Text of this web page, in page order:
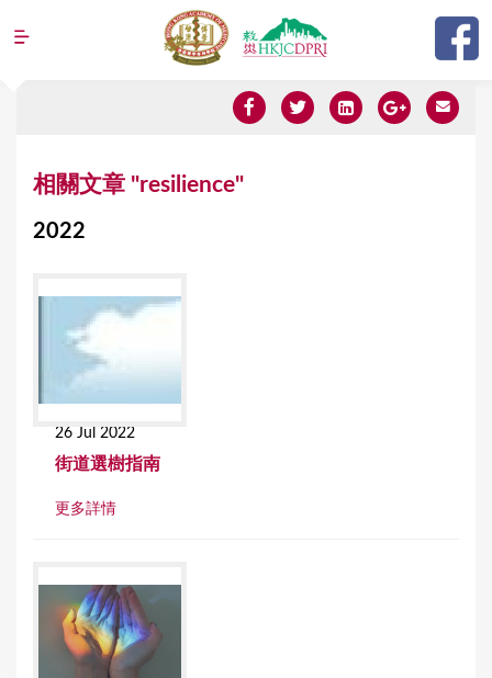
Jump to navigation
相關文章 "resilience"
2022
26 Jul 2022
街道選樹指南
更多詳情